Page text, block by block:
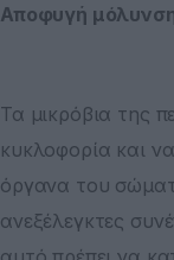
Αποφυγή
Τα μικρόβια της
κυκλοφορία και
όργανα του
ανεξέλεγκτες